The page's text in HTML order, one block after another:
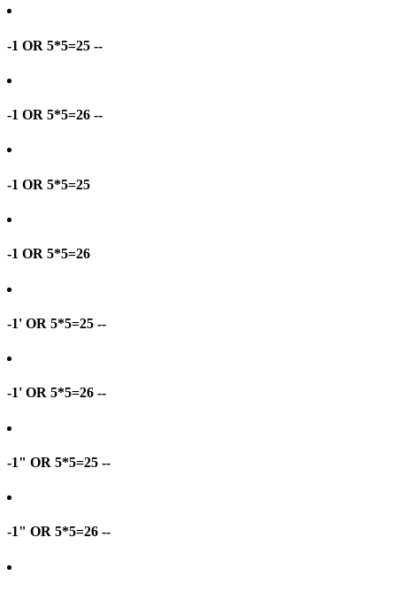
-1 OR 5*5=25 --
-1 OR 5*5=26 --
-1 OR 5*5=25
-1 OR 5*5=26
-1' OR 5*5=25 --
-1' OR 5*5=26 --
-1" OR 5*5=25 --
-1" OR 5*5=26 --